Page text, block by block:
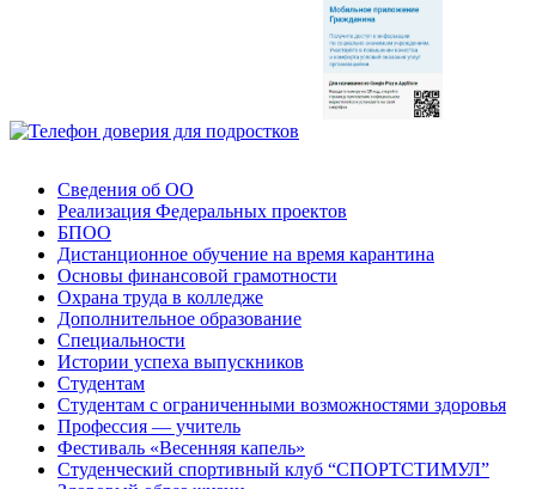
Сведения об ОО
Реализация Федеральных проектов
БПОО
Дистанционное обучение на время карантина
Основы финансовой грамотности
Охрана труда в колледже
Дополнительное образование
Специальности
Истории успеха выпускников
Студентам
Студентам с ограниченными возможностями здоровья
Профессия — учитель
Фестиваль «Весенняя капель»
Студенческий спортивный клуб “СПОРТСТИМУЛ”